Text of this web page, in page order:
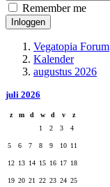
Remember me
Inloggen
Vegatopia Forum
Kalender
augustus 2026
juli 2026
z m d w d v
z
1
2 3 4
5 6 7 8 9 10 11
12 13 14 15 16 17 18
19 20 21 22 23 24 25